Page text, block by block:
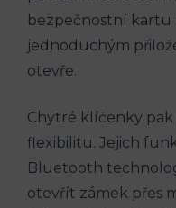
bezpečnostní kartu
jednoduchým
otevře.
Chytré klíčenky
flexibilitu. Jejich
Bluetooth
otevřít zámek přes